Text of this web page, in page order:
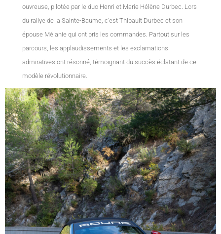
ouvreuse, pilotée par le duo Henri et Marie Hélène Durbec. Lors
du rallye de la Sainte-Baume, c’est Thibault Durbec et son
épouse Mélanie qui ont pris les commandes. Partout sur les
parcours, les applaudissements et les exclamations
admiratives ont résonné, témoignant du succès éclatant de ce
modèle révolutionnaire.